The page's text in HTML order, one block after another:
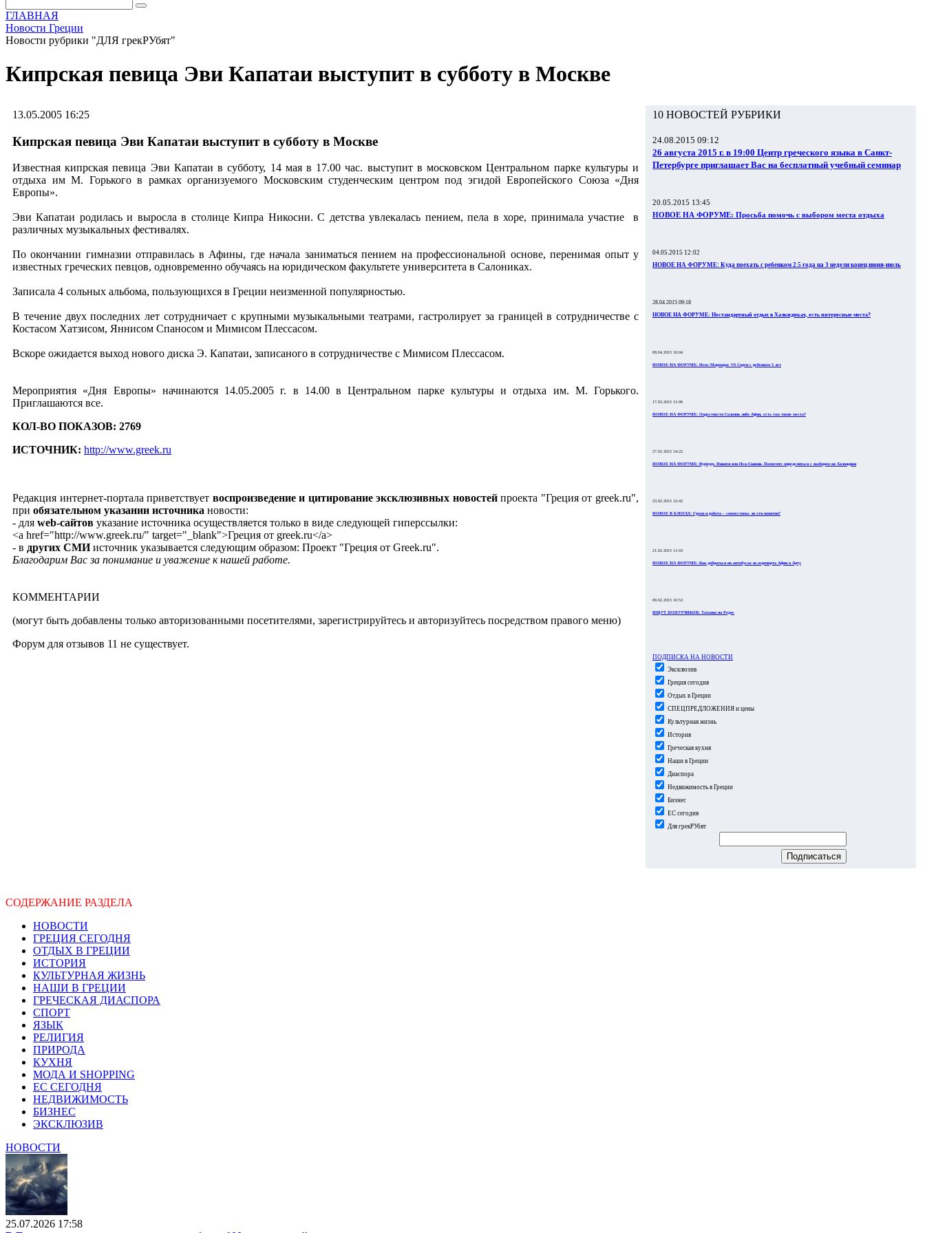
ГЛАВНАЯ
Новости Греции
Новости рубрики "ДЛЯ грекРУбят"
Кипрская певица Эви Капатаи выступит в субботу в Москве
13.05.2005 16:25
Кипрская певица Эви Капатаи выступит в субботу в Москве
Известная кипрская певица Эви Капатаи в субботу, 14 мая в 17.00 час. выступит в московском Центральном парке культуры и
отдыха им М. Горького в рамках организуемого Московским студенческим центром под эгидой Европейского Союза «Дня
Европы».
Эви Капатаи родилась и выросла в столице Кипра Никосии. С детства увлекалась пением, пела в хоре, принимала участие в
различных музыкальных фестивалях.
По окончании гимназии отправилась в Афины, где начала заниматься пением на профессиональной основе, перенимая опыт у
известных греческих певцов, одновременно обучаясь на юридическом факультете университета в Салониках.
Записала 4 сольных альбома, пользующихся в Греции неизменной популярностью.
В течение двух последних лет сотрудничает с крупными музыкальными театрами, гастролирует за границей в сотрудничестве с
Костасом Хатзисом, Яннисом Спаносом и Мимисом Плессасом.
Вскоре ожидается выход нового диска Э. Капатаи, записаного в сотрудничестве с Мимисом Плессасом.
Мероприятия «Дня Европы» начинаются 14.05.2005 г. в 14.00 в Центральном парке культуры и отдыха им. М. Горького.
Приглашаются все.
КОЛ-ВО ПОКАЗОВ: 2769
ИСТОЧНИК: http://www.greek.ru
Редакция интернет-портала приветствует воспроизведение и цитирование эксклюзивных новостейпроекта "Греция от greek.ru",
при обязательном указании источника новости:
- для web-сайтов указание источника осуществляется только в виде следующей гиперссылки:
<a href="http://www.greek.ru/" target="_blank">Греция от greek.ru</a>
- в других СМИисточник указывается следующим образом: Проект "Греция от Greek.ru".
Благодарим Вас за понимание и уважение к нашей работе.
КОММЕНТАРИИ
(могут быть добавлены только авторизованными посетителями, зарегистрируйтесь и авторизуйтесь посредством правого меню)
Форум для отзывов 11 не существует.
10 НОВОСТЕЙ РУБРИКИ
24.08.2015 09:12
26 августа 2015 г. в 19:00 Центр греческого языка в Санкт-
Петербурге приглашает Вас на бесплатный учебный семинар
20.05.2015 13:45
НОВОЕ НА ФОРУМЕ: Просьба помочь с выбором места отдыха
04.05.2015 12:02
НОВОЕ НА ФОРУМЕ: Куда поехать с ребенком 2.5 года на 3 недели конец июня-июль
28.04.2015 09:18
НОВОЕ НА ФОРУМЕ: Нестандартный отдых в Халкидиках, есть интересные места?
09.04.2015 10:04
НОВОЕ НА ФОРУМЕ: Неос-Мармарас VS Сарти с ребенком 3 лет
17.03.2015 11:06
НОВОЕ НА ФОРУМЕ: Окрестности Салоник либо Афин, есть там тихие места?
27.02.2015 14:22
НОВОЕ НА ФОРУМЕ: Вурвуру, Никити или Неа-Скиони. Помогите определиться с выбором на Халкидики
23.02.2015 12:42
НОВОЕ В БЛОГАХ: Греки и работа – совместимы ли эти понятия?
21.02.2015 11:03
НОВОЕ НА ФОРУМЕ: Как добраться на автобусах из аэропорта Афин в Арту
09.02.2015 10:53
ИЩУТ ПОПУТЧИКОВ: Татьяна на Родос
ПОДПИСКА НА НОВОСТИ
Эксклюзив
Греция сегодня
Отдых в Греции
СПЕЦПРЕДЛОЖЕНИЯ и цены
Культурная жизнь
История
Греческая кухня
Наши в Греции
Диаспора
Недвижимость в Греции
Бизнес
ЕС сегодня
Для грекРУбят
СОДЕРЖАНИЕ РАЗДЕЛА
НОВОСТИ
ГРЕЦИЯ СЕГОДНЯ
ОТДЫХ В ГРЕЦИИ
ИСТОРИЯ
КУЛЬТУРНАЯ ЖИЗНЬ
НАШИ В ГРЕЦИИ
ГРЕЧЕСКАЯ ДИАСПОРА
СПОРТ
ЯЗЫК
РЕЛИГИЯ
ПРИРОДА
КУХНЯ
МОДА И SHOPPING
ЕС СЕГОДНЯ
НЕДВИЖИМОСТЬ
БИЗНЕС
ЭКСКЛЮЗИВ
НОВОСТИ
25.07.2026 17:58